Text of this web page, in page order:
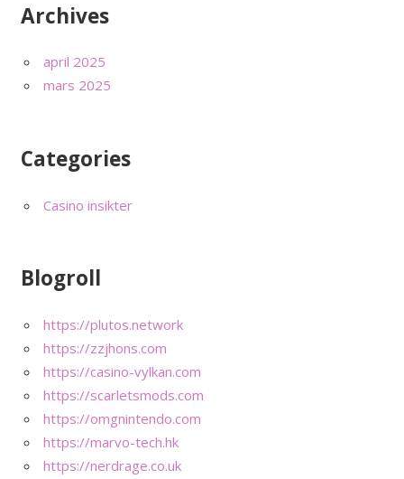
Archives
april 2025
mars 2025
Categories
Casino insikter
Blogroll
https://plutos.network
https://zzjhons.com
https://casino-vylkan.com
https://scarletsmods.com
https://omgnintendo.com
https://marvo-tech.hk
https://nerdrage.co.uk